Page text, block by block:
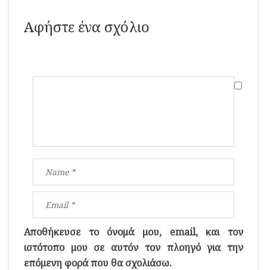
Αφήστε ένα σχόλιο
Αποθήκευσε το όνομά μου, email, και τον
ιστότοπο μου σε αυτόν τον πλοηγό για την
επόμενη φορά που θα σχολιάσω.